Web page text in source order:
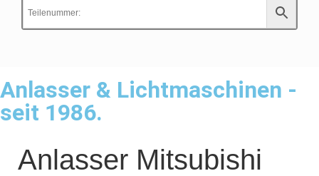
Anlasser & Lichtmaschinen -
seit 1986.
Anlasser Mitsubishi